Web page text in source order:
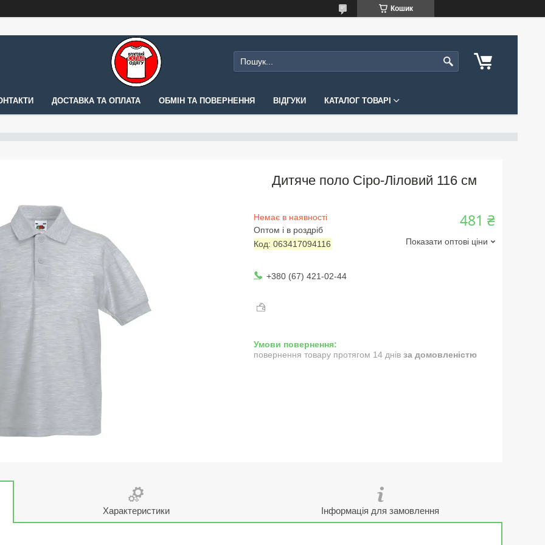
Кошик
ДОСТАВКА ТА ОПЛАТА ОБМІН ТА ПОВЕРНЕННЯ ВІДГУКИ КАТАЛОГ ТОВАРІ
Дитяче поло Сіро-Ліловий 116 см
Немає в наявності
Оптом і в роздріб
Код: 063417094116
481 ₴
Показати оптові ціни
+380 (67) 421-02-44
повернення товару протягом 14 днів за домовленістю
Характеристики Інформація для замовлення